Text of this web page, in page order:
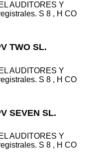
AUDITORES Y
S 8 , H CO
TWO SL.
AUDITORES Y
S 8 , H CO
SEVEN SL.
AUDITORES Y
S 8 , H CO